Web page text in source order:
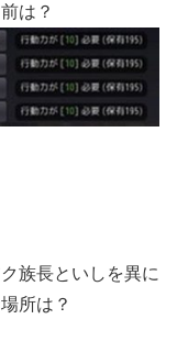
は？
族長といしを異に
所は？